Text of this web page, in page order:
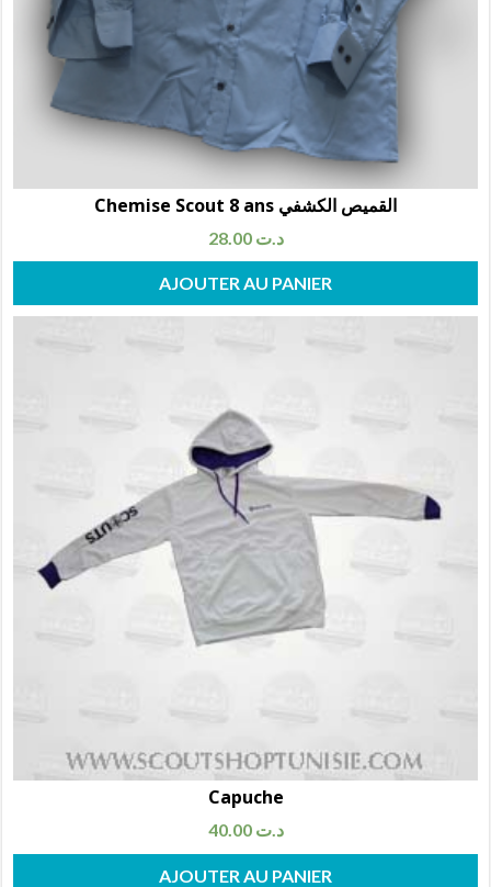
Chemise Scout 8 ans القميص الكشفي
28.00 د.ت
AJOUTER AU PANIER
Capuche
40.00 د.ت
AJOUTER AU PANIER